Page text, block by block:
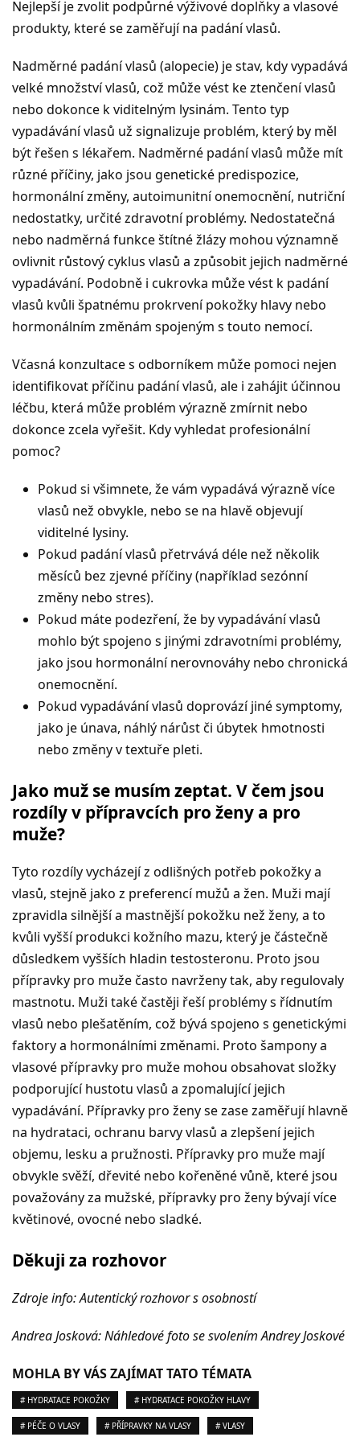
Nejlepší je zvolit podpůrné výživové doplňky a vlasové
produkty, které se zaměřují na padání vlasů.
Nadměrné padání vlasů (alopecie) je stav, kdy vypadává
velké množství vlasů, což může vést ke ztenčení vlasů
nebo dokonce k viditelným lysinám. Tento typ
vypadávání vlasů už signalizuje problém, který by měl
být řešen s lékařem. Nadměrné padání vlasů může mít
různé příčiny, jako jsou genetické predispozice,
hormonální změny, autoimunitní onemocnění, nutriční
nedostatky, určité zdravotní problémy. Nedostatečná
nebo nadměrná funkce štítné žlázy mohou významně
ovlivnit růstový cyklus vlasů a způsobit jejich nadměrné
vypadávání. Podobně i cukrovka může vést k padání
vlasů kvůli špatnému prokrvení pokožky hlavy nebo
hormonálním změnám spojeným s touto nemocí.
Včasná konzultace s odborníkem může pomoci nejen
identifikovat příčinu padání vlasů, ale i zahájit účinnou
léčbu, která může problém výrazně zmírnit nebo
dokonce zcela vyřešit. Kdy vyhledat profesionální
pomoc?
Pokud si všimnete, že vám vypadává výrazně více
vlasů než obvykle, nebo se na hlavě objevují
viditelné lysiny.
Pokud padání vlasů přetrvává déle než několik
měsíců bez zjevné příčiny (například sezónní
změny nebo stres).
Pokud máte podezření, že by vypadávání vlasů
mohlo být spojeno s jinými zdravotními problémy,
jako jsou hormonální nerovnováhy nebo chronická
onemocnění.
Pokud vypadávání vlasů doprovází jiné symptomy,
jako je únava, náhlý nárůst či úbytek hmotnosti
nebo změny v textuře pleti.
Jako muž se musím zeptat. V čem jsou
rozdíly v přípravcích pro ženy a pro
muže?
Tyto rozdíly vycházejí z odlišných potřeb pokožky a
vlasů, stejně jako z preferencí mužů a žen. Muži mají
zpravidla silnější a mastnější pokožku než ženy, a to
kvůli vyšší produkci kožního mazu, který je částečně
důsledkem vyšších hladin testosteronu. Proto jsou
přípravky pro muže často navrženy tak, aby regulovaly
mastnotu. Muži také častěji řeší problémy s řídnutím
vlasů nebo plešatěním, což bývá spojeno s genetickými
faktory a hormonálními změnami. Proto šampony a
vlasové přípravky pro muže mohou obsahovat složky
podporující hustotu vlasů a zpomalující jejich
vypadávání. Přípravky pro ženy se zase zaměřují hlavně
na hydrataci, ochranu barvy vlasů a zlepšení jejich
objemu, lesku a pružnosti. Přípravky pro muže mají
obvykle svěží, dřevité nebo kořeněné vůně, které jsou
považovány za mužské, přípravky pro ženy bývají více
květinové, ovocné nebo sladké.
Děkuji za rozhovor
Zdroje info: Autentický rozhovor s osobností
Andrea Josková: Náhledové foto se svolením Andrey Joskové
MOHLA BY VÁS ZAJÍMAT TATO TÉMATA
# HYDRATACE POKOŽKY # HYDRATACE POKOŽKY HLAVY
# PÉČE O VLASY # PŘÍPRAVKY NA VLASY # VLASY